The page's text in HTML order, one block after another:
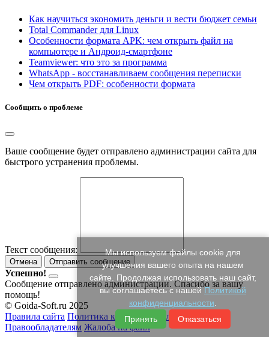
Как научиться экономить деньги и вести бюджет семьи
Total Commander для Linux
Особенности формата APK: чем открыть файл на
компьютере и Андроид-смартфоне
Teamviewer: что это за программа
WhatsApp - восстанавливаем сообщения переписки
Чем открыть PDF: особенности формата
Сообщить о проблеме
Ваше сообщение будет отправлено администрации сайта для
быстрого устранения проблемы.
Текст сообщения:
Отмена Отправить сообщение
Успешно!
Сообщение отправлено администрации. Спасибо за вашу
помощь!
© Goida-Soft.ru 2025
Правила сайта Политика конфиденциальности
Правообладателям Жалоба на файл
Мы используем файлы cookie для
улучшения вашего опыта на нашем
сайте. Продолжая использовать наш сайт,
вы соглашаетесь с нашейПолитикой
конфиденциальности
Принять
Отказаться